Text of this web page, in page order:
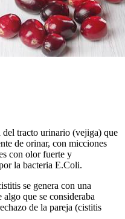
tracto urinario (vejiga) que
de orinar, con micciones
con olor fuerte y
la bacteria E.Coli.
se genera con una
que se consideraba
de la pareja (cistitis